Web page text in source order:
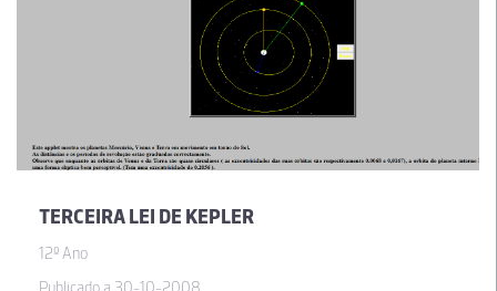
TERCEIRA LEI DE KEPLER
12º Ano